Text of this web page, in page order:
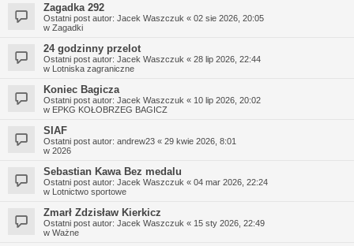
Zagadka 292
Ostatni post autor: Jacek Waszczuk « 02 sie 2026, 20:05
w Zagadki
24 godzinny przelot
Ostatni post autor: Jacek Waszczuk « 28 lip 2026, 22:44
w Lotniska zagraniczne
Koniec Bagicza
Ostatni post autor: Jacek Waszczuk « 10 lip 2026, 20:02
w EPKG KOŁOBRZEG BAGICZ
SIAF
Ostatni post autor: andrew23 « 29 kwie 2026, 8:01
w 2026
Sebastian Kawa Bez medalu
Ostatni post autor: Jacek Waszczuk « 04 mar 2026, 22:24
w Lotnictwo sportowe
Zmarł Zdzisław Kierkicz
Ostatni post autor: Jacek Waszczuk « 15 sty 2026, 22:49
w Ważne